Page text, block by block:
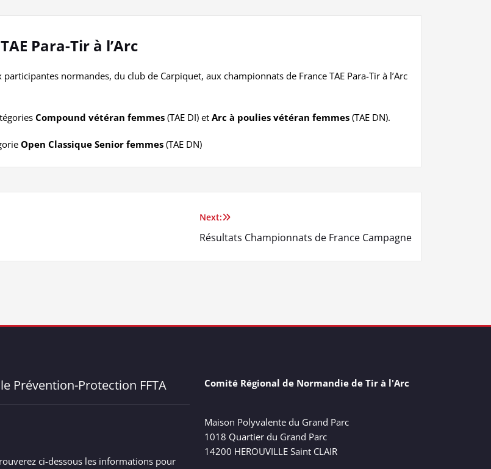
Para-Tir à l’Arc
normandes, du club de Carpiquet, aux championnats de France TAE Para-Tir à l’Arc
Compound vétéran femmes (TAE DI) et Arc à poulies vétéran femmes (TAE DN).
Open Classique Senior femmes (TAE DN)
Next:
Résultats Championnats de France Campagne
Prévention-Protection FFTA
ci-dessous les informations pour
Comité Régional de Normandie de Tir à l'Arc
Maison Polyvalente du Grand Parc
1018 Quartier du Grand Parc
14200 HEROUVILLE Saint CLAIR